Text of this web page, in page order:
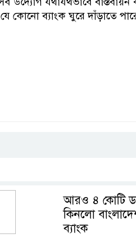
কোনো ব্যাংক ঘুরে দাঁড়াতে
আরও ৪ কোটি
কিনলো
ব্যাংক